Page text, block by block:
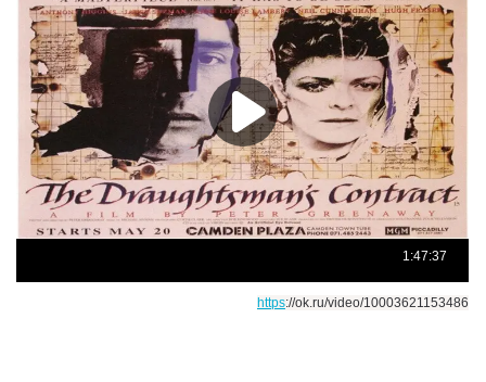
https://ok.ru/video/10003621153486